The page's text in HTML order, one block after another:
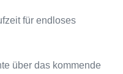
für endloses
über das kommende